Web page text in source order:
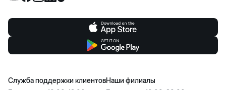
Служба поддержки клиентовНаши филиалы